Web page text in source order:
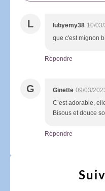
L lubyemy38 10/
que c'est mignon
Répondre
G Ginette 09/03/
C’est adorable,
Bisous et douce
Répondre